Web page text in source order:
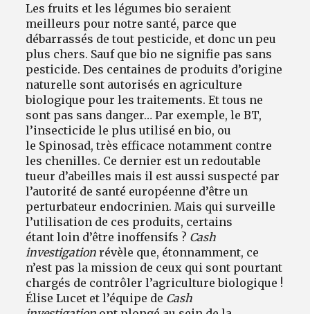
Les fruits et les légumes bio seraient
meilleurs pour notre santé, parce que
débarrassés de tout pesticide, et donc un peu
plus chers. Sauf que bio ne signifie pas sans
pesticide. Des centaines de produits d’origine
naturelle sont autorisés en agriculture
biologique pour les traitements. Et tous ne
sont pas sans danger… Par exemple, le BT,
l’insecticide le plus utilisé en bio, ou
le Spinosad, très efficace notamment contre
les chenilles. Ce dernier est un redoutable
tueur d’abeilles mais il est aussi suspecté par
l’autorité de santé européenne d’être un
perturbateur endocrinien. Mais qui surveille
l’utilisation de ces produits, certains
étant loin d’être inoffensifs ? Cash
investigation révèle que, étonnamment, ce
n’est pas la mission de ceux qui sont pourtant
chargés de contrôler l’agriculture biologique !
Élise Lucet et l’équipe de Cash